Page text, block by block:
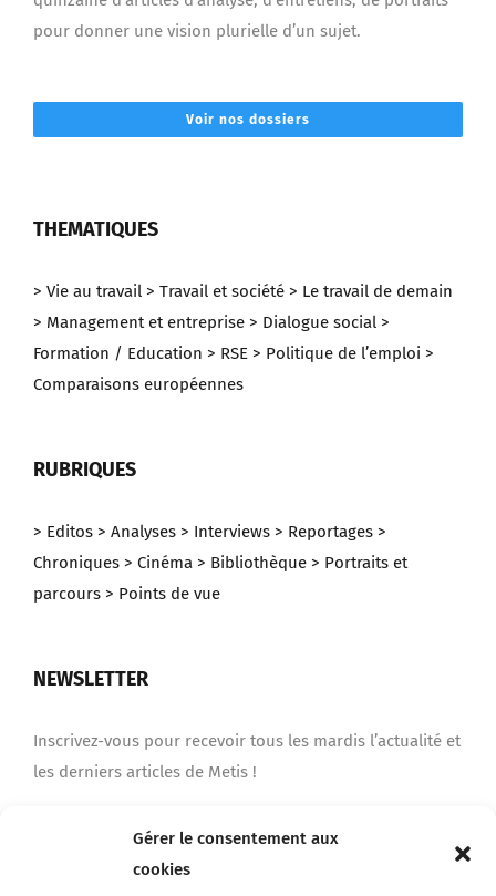
Gérer le consentement aux
cookies
pour donner une vision plurielle d’un sujet.
Voir nos dossiers
THEMATIQUES
> Vie au travail > Travail et société > Le travail de demain
> Management et entreprise > Dialogue social >
Formation / Education > RSE > Politique de l’emploi >
Comparaisons européennes
RUBRIQUES
> Editos > Analyses > Interviews > Reportages >
Chroniques > Cinéma > Bibliothèque > Portraits et
parcours > Points de vue
NEWSLETTER
Inscrivez-vous pour recevoir tous les mardis l’actualité et
les derniers articles de Metis !